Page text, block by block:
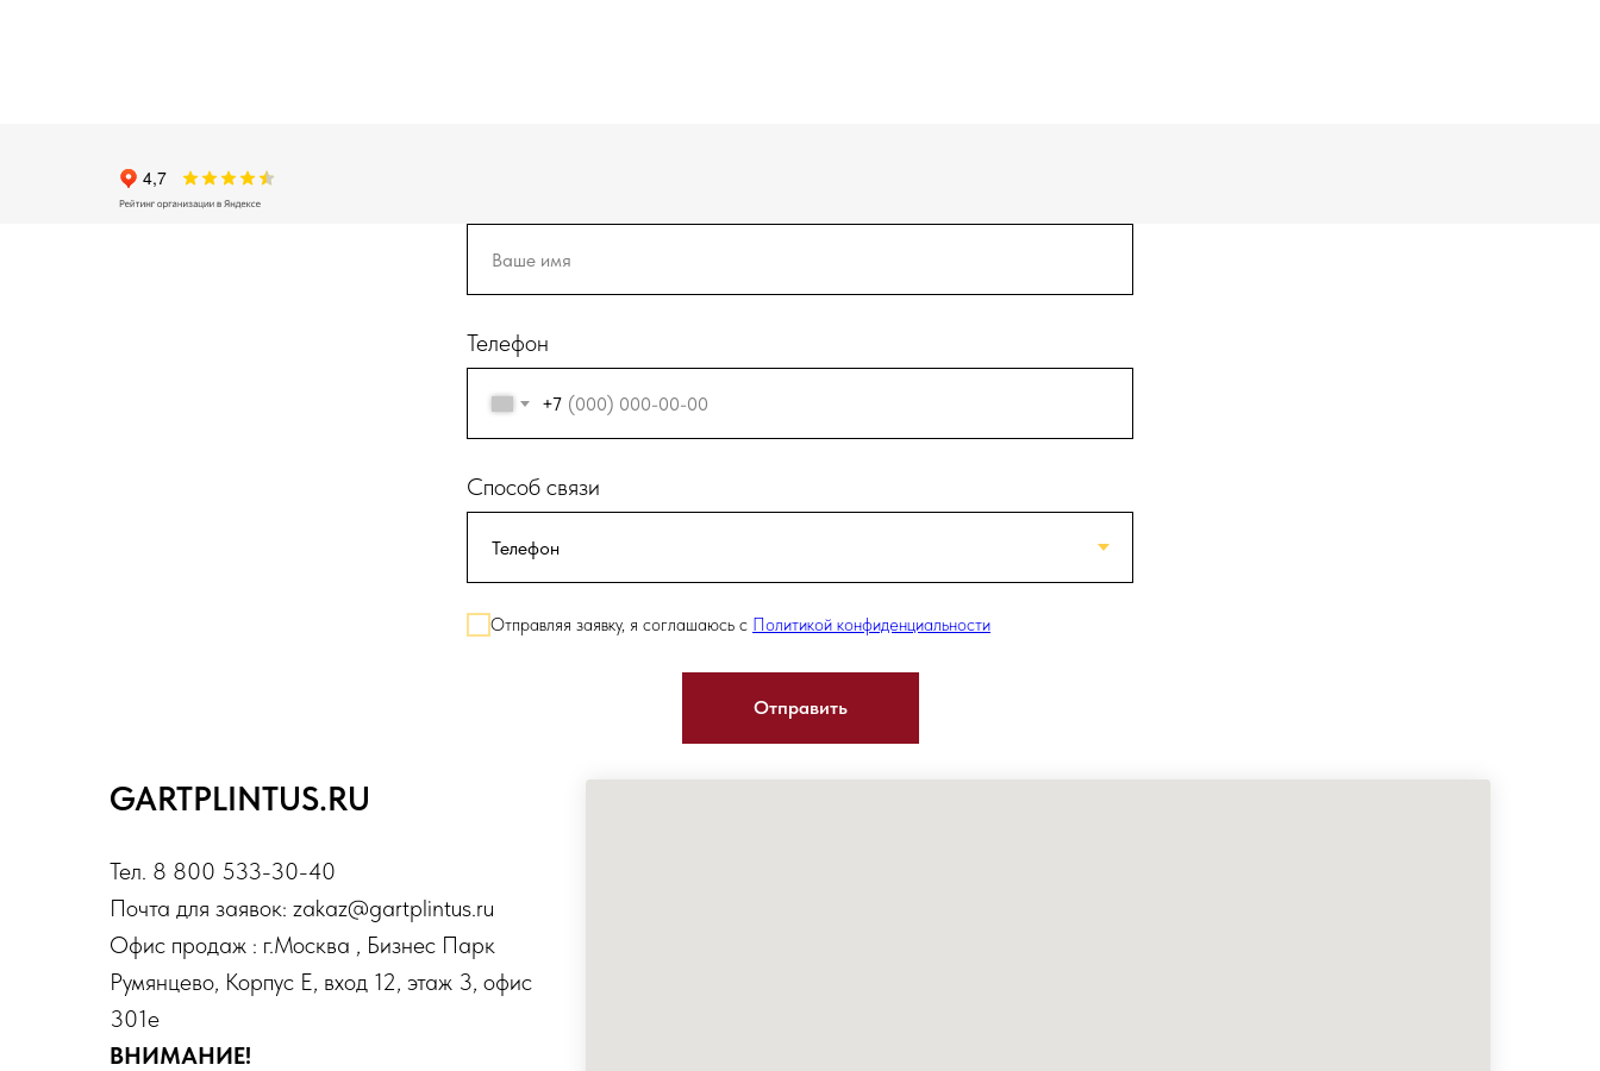
Телефон
+7
Способ связи
Отправляя заявку, я соглашаюсь с Политикой конфиденциальности
Отправить
GARTPLINTUS.RU
Тел. 8 800 533-30-40
Почта для заявок: zakaz@gartplintus.ru
Офис продаж : г.Москва , Бизнес Парк
Румянцево, Корпус Е, вход 12, этаж 3, офис
301е
ВНИМАНИЕ!